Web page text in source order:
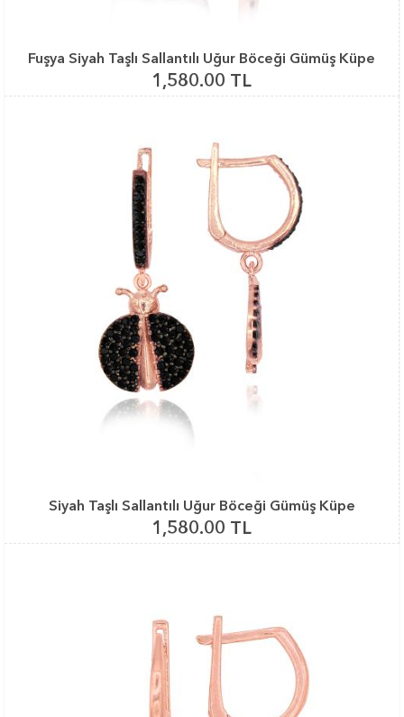
Fuşya Siyah Taşlı Sallantılı Uğur Böceği Gümüş Küpe
1,580.00 TL
Siyah Taşlı Sallantılı Uğur Böceği Gümüş Küpe
1,580.00 TL